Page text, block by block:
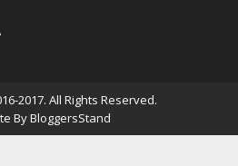
2017. All Rights Reserved.
ByBloggersStand